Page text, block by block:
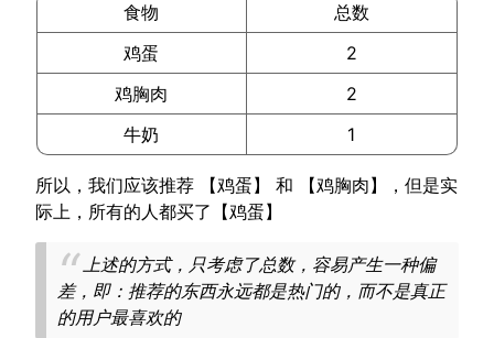
食物
总数
鸡蛋
2
鸡胸肉
2
牛奶
1
所以，我们应该推荐 【鸡蛋】 和 【鸡胸肉】，但是实
际上，所有的人都买了【鸡蛋】
上述的方式，只考虑了总数，容易产生一种偏
差，即：推荐的东西永远都是热门的，而不是真正
的用户最喜欢的